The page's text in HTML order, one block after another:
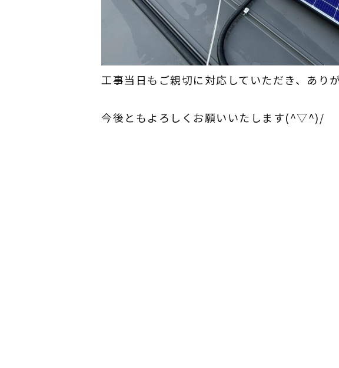
工事当日もご親切に対応していただき、あり
今後ともよろしくお願いいたします(^▽^)/